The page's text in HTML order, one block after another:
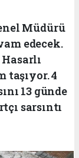
Müdürü
edecek.
taşıyor. 4
13 günde
sarsıntı